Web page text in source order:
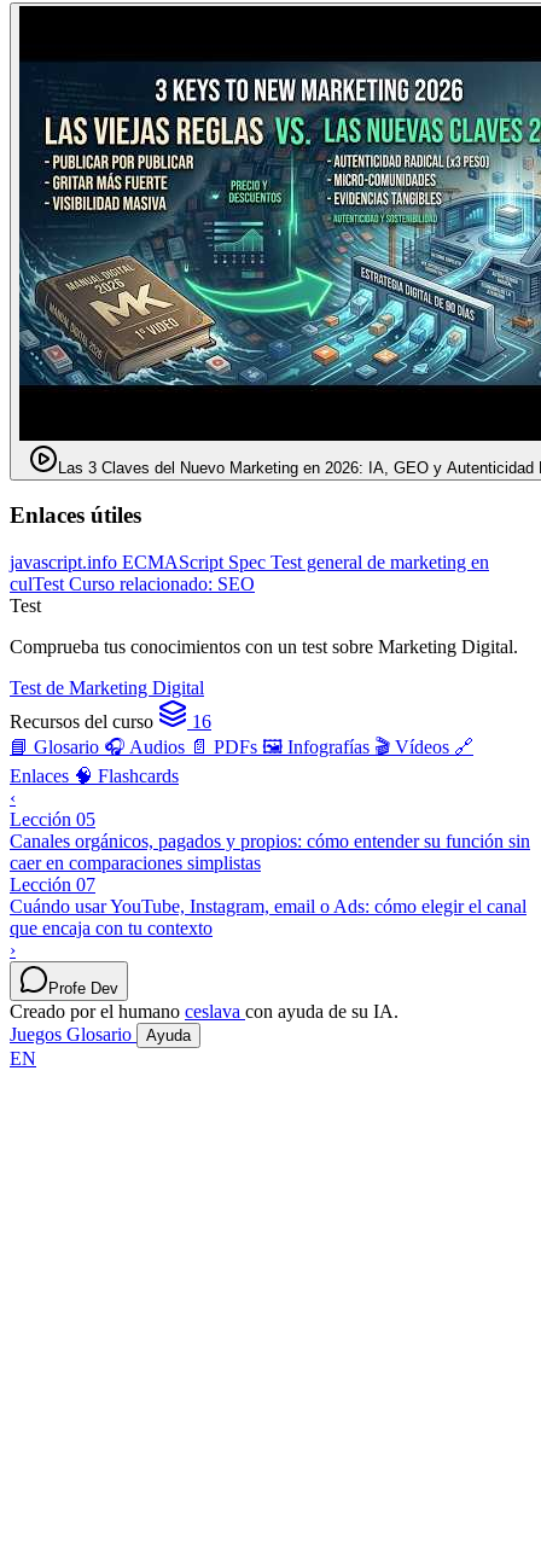
Las 3 Claves del Nuevo Marketing en 2026: IA, GEO y Autenticidad
Enlaces útiles
javascript.info ECMAScript Spec Test general de marketing en
culTest Curso relacionado: SEO
Test
Comprueba tus conocimientos con un test sobre Marketing Digital.
Test de Marketing Digital
Recursos del curso
16
📘 Glosario 🎧 Audios 📄 PDFs 🖼️ Infografías 🎬 Vídeos 🔗
Enlaces 🧠 Flashcards
‹
Lección 05
Canales orgánicos, pagados y propios: cómo entender su función sin
caer en comparaciones simplistas
Lección 07
Cuándo usar YouTube, Instagram, email o Ads: cómo elegir el canal
que encaja con tu contexto
›
Profe Dev
Creado por el humano ceslava con ayuda de su IA.
Juegos Glosario Ayuda
EN